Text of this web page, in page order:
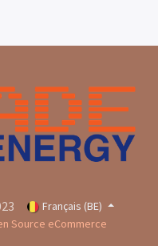
Français (BE)
Source eCommerce